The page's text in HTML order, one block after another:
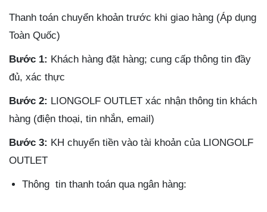
Thanh toán chuyển khoản trước khi giao hàng (Áp dụng
Toàn Quốc)
Bước 1: Khách hàng đặt hàng; cung cấp thông tin đầy
đủ, xác thực
Bước 2: LIONGOLF OUTLET xác nhận thông tin khách
hàng (điện thoại, tin nhắn, email)
Bước 3: KH chuyển tiền vào tài khoản của LIONGOLF
OUTLET
Thông tin thanh toán qua ngân hàng: